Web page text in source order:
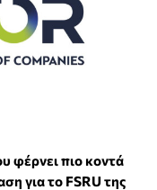
φέρνει πιο κοντά
για το FSRU της